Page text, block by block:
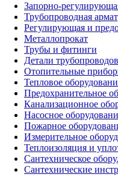
Запорно-
Трубопроводная
Регулирующая и
Металлопрокат
Трубы и фитинги
Детали трубопроводов
Отопительные
Тепловое
Предохранительное
Канализационное
Насосное
Пожарное
Измерительное
Теплоизоляция и
Сантехническое
Сантехнические